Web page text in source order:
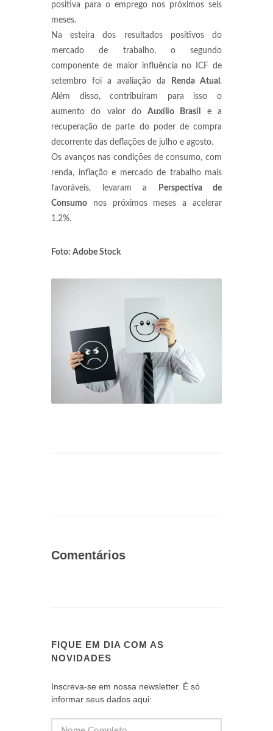
positiva para o emprego nos próximos seis
meses.
Na esteira dos resultados positivos do
mercado de trabalho, o segundo
componente de maior influência no ICF de
setembro foi a avaliação da
Renda Atual .
Além disso, contribuíram para isso o
aumento do valor doAuxílio Brasil
e a
recuperação de parte do poder de compra
decorrente das deflações de julho e agosto.
Os avanços nas condições de consumo, com
renda, inflação e mercado de trabalho mais
favoráveis, levaram a
Perspectiva de
Consumo nos próximos meses a acelerar
1,2%.
Foto: Adobe Stock
Comentários
FIQUE EM DIA COM AS
NOVIDADES
Inscreva-se em nossa newsletter. É só
informar seus dados aqui: